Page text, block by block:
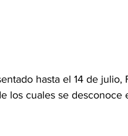
hasta el 14 de
los cuales se